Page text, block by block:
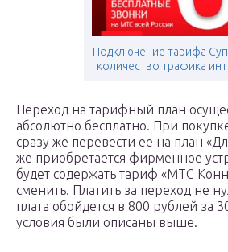
Подключение тарифа
количество трафика
Переход на тарифный план
абсолютно бесплатно. При
сразу же перевести ее на план
же приобретается фирменное
будет содержать тариф «МТС
сменить. Платить за переход не
плата обойдется в 800 рублей за
условия были описаны выше.